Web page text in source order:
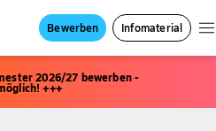
Bewerben Infomaterial
2026/27 bewerben -
+++